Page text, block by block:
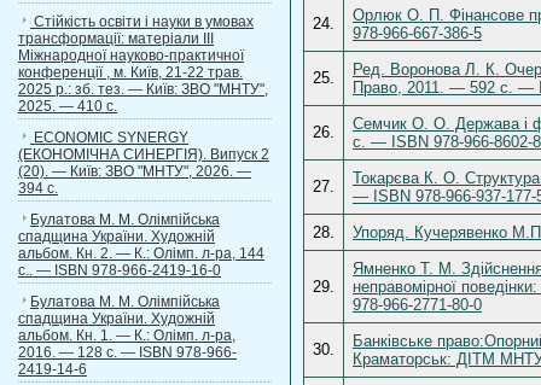
Стійкість освіти і науки в умовах
трансформації: матеріали ІІІ
Міжнародної науково-практичної
конференції , м. Київ, 21-22 трав.
2025 р.: зб. тез. — Київ: ЗВО "МНТУ",
2025. — 410 с.
ECONOMIC SYNERGY
(ЕКОНОМІЧНА СИНЕРГІЯ). Випуск 2
(20). — Київ: ЗВО "МНТУ", 2026. —
394 с.
Булатова М. М. Олімпійська
спадщина України. Художній
альбом. Кн. 2. — К.: Олімп. л-ра, 144
с.. — ISBN 978-966-2419-16-0
Булатова М. М. Олімпійська
спадщина України. Художній
альбом. Кн. 1. — К.: Олімп. л-ра,
2016. — 128 с. — ISBN 978-966-
2419-14-6
24.
Орлюк О. П. Фінансове
978-966-667-386-5
25.
Ред. Воронова Л. К.
Право, 2011. — 592 с. —
26.
Семчик О. О. Держава і
с. — ISBN 978-966-8602-
27.
Токарєва К. О.
— ISBN 978-966-937-177-
28.
Упоряд. Кучерявенко
29.
Ямненко Т. М.
неправомірної
978-966-2771-80-0
30.
Банківське
Краматорськ: ДІТМ